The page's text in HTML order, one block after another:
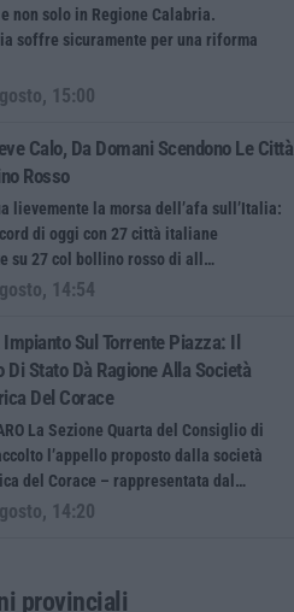
non solo in Regione Calabria.
soffre sicuramente per una riforma
15:00
Calo, Da Domani Scendono Le Città
Rosso
lievemente la morsa dell’afa sull’Italia:
di oggi con 27 città italiane
su 27 col bollino rosso di all…
14:54
Sul Torrente Piazza: Il
Di Stato Dà Ragione Alla Società
Del Corace
La Sezione Quarta del Consiglio di
l’appello proposto dalla società
del Corace – rappresentata dal…
14:20
provinciali